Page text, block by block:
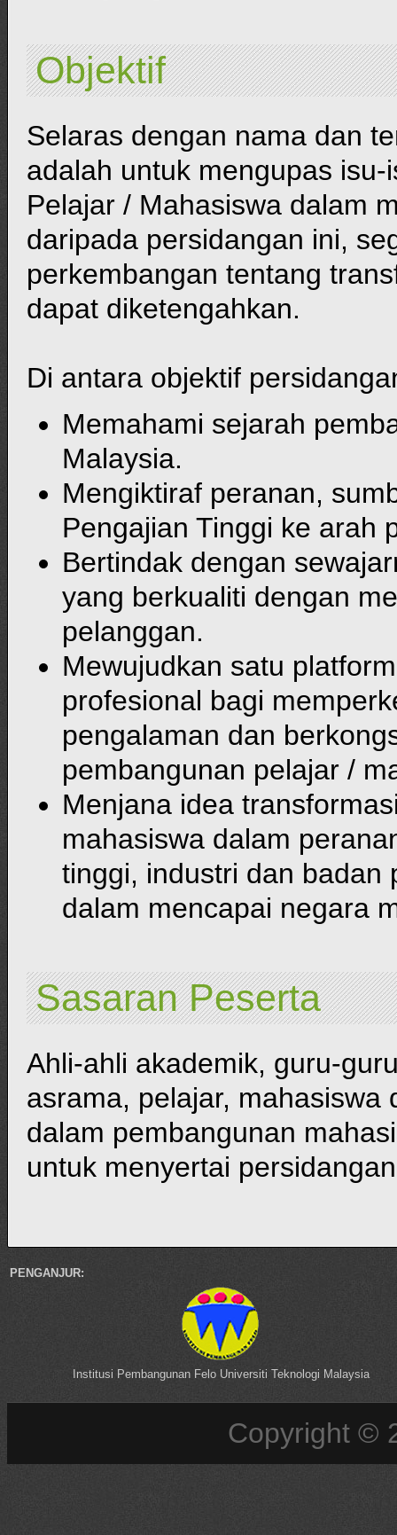
Objektif
Selaras dengan nama dan
adalah untuk mengupas
Pelajar / Mahasiswa dalam
daripada persidangan ini,
perkembangan tentang
dapat diketengahkan.
Di antara objektif
Memahami sejarah
Malaysia.
Mengiktiraf peranan,
Pengajian Tinggi ke arah
Bertindak dengan
yang berkualiti dengan
pelanggan.
Mewujudkan satu
profesional bagi
pengalaman dan
pembangunan pelajar /
Menjana idea
mahasiswa dalam
tinggi, industri dan badan
dalam mencapai negara
Sasaran Peserta
Ahli-ahli akademik, guru-
asrama, pelajar,
dalam pembangunan
untuk menyertai
PENGANJUR:
Institusi Pembangunan Felo Universiti Teknologi Malaysia
Copyright ©